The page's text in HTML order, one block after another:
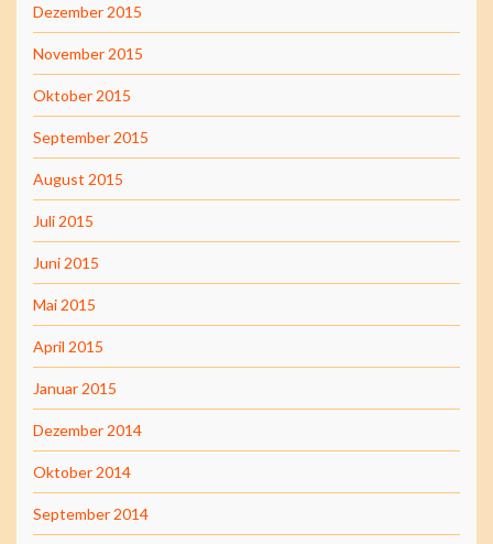
Dezember 2015
November 2015
Oktober 2015
September 2015
August 2015
Juli 2015
Juni 2015
Mai 2015
April 2015
Januar 2015
Dezember 2014
Oktober 2014
September 2014